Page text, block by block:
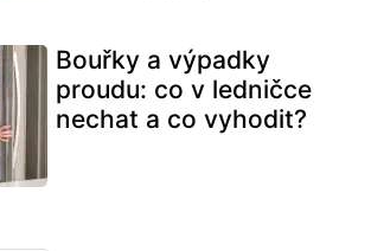
Bouřky a výpadky
proudu: co v ledničce
nechat a co vyhodit?